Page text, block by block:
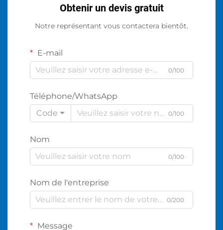
Obtenir un devis gratuit
Notre représentant vous contactera bientôt.
E-mail
0/100
Téléphone/WhatsApp
Code
0/100
Nom
0/100
Nom de l'entreprise
0/200
Message